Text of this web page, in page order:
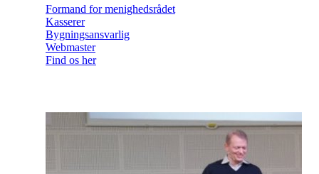
Formand for menighedsrådet
Kasserer
Bygningsansvarlig
Webmaster
Find os her